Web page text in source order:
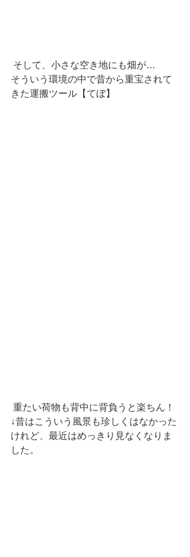
そして、小さな空き地にも畑が…
そういう環境の中で昔から重宝されて
きた運搬ツール【てぼ】
重たい荷物も背中に背負うと楽ちん！
↓昔はこういう風景も珍しくはなかった
けれど、最近はめっきり見なくなりま
した。